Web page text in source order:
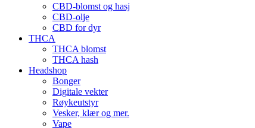
CBD-blomst og hasj
CBD-olje
CBD for dyr
THCA
THCA blomst
THCA hash
Headshop
Bonger
Digitale vekter
Røykeutstyr
Vesker, klær og mer.
Vape